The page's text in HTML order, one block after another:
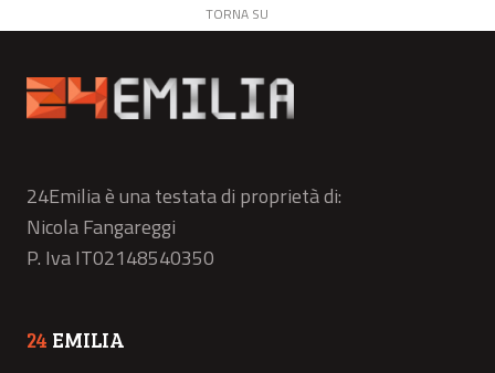
TORNA SU
24Emilia è una testata di proprietà di:
Nicola Fangareggi
P. Iva IT02148540350
24 EMILIA